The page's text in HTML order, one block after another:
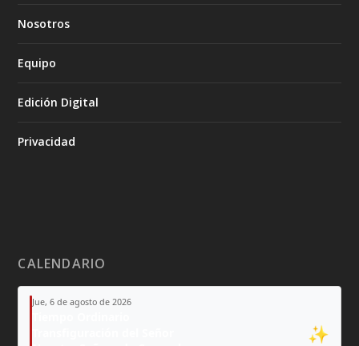
Nosotros
Equipo
Edición Digital
Privacidad
CALENDARIO
Jue, 6 de agosto de 2026
✨